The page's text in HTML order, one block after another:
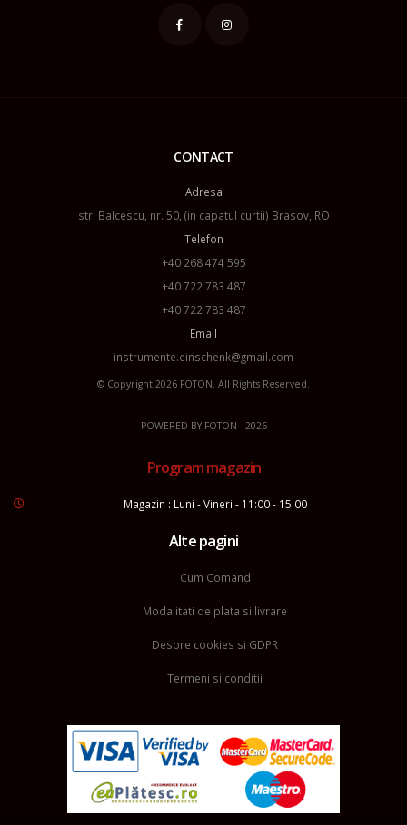
CONTACT
Adresa
str. Balcescu, nr. 50, (in capatul curtii) Brasov, RO
Telefon
+40 268 474 595
+40 722 783 487
+40 722 783 487
Email
instrumente.einschenk@gmail.com
© Copyright 2026 FOTON. All Rights Reserved.
POWERED BY FOTON - 2026
Program magazin
Magazin : Luni - Vineri - 11:00 - 15:00
Alte pagini
Cum Comand
Modalitati de plata si livrare
Despre cookies si GDPR
Termeni si conditii